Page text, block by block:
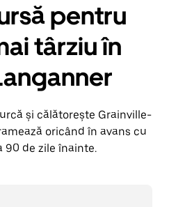
pentru
târziu în
și călătorește Grainville-
oricând în avans cu
90 de zile înainte.